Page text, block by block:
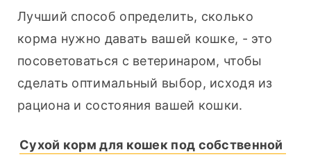
Лучший способ определить, сколько
корма нужно давать вашей кошке, - это
посоветоваться с ветеринаром, чтобы
сделать оптимальный выбор, исходя из
рациона и состояния вашей кошки.
Сухой корм для кошек под собственной